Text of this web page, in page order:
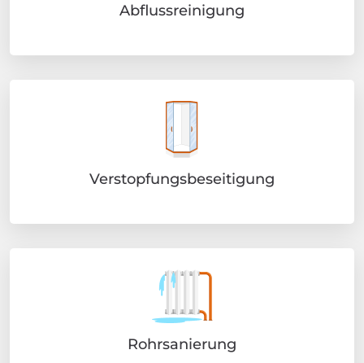
Abflussreinigung
Verstopfungsbeseitigung
Rohrsanierung